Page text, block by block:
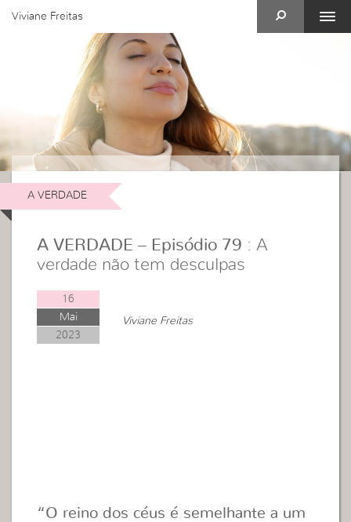
Viviane Freitas
A VERDADE
A VERDADE – Episódio 79 : A
verdade não tem desculpas
16
Mai
2023
Viviane Freitas
“O reino dos céus é semelhante a um